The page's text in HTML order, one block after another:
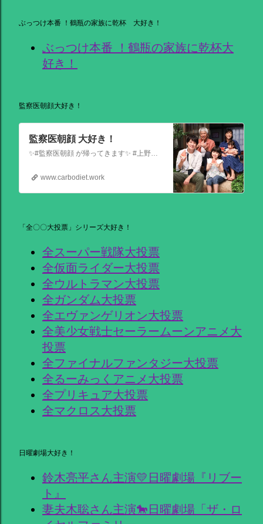
ぶっつけ本番 ！鶴瓶の家族に乾杯 大好き！
ぶっつけ本番 ！鶴瓶の家族に乾杯大
好き！
監察医朝顔大好き！
監察医朝顔 大好き！
✨#監察医朝顔 が帰ってきます✨ #上野樹里 主演 『監察医朝顔2025新春SP』 ＼＼1月3日(金)夜9時から／／ 法医学者であり母である 朝顔が人々の最期と向き合う… 父(#時任三郎)との別れ… そして桑原(#風間俊介)が託されたものとは… お正月にぜひ観ていただきたい 温かい物語です
www.carbodiet.work
「全〇〇大投票」シリーズ大好き！
全スーパー戦隊大投票
全仮面ライダー大投票
全ウルトラマン大投票
全ガンダム大投票
全エヴァンゲリオン大投票
全美少女戦士セーラームーンアニメ大
投票
全ファイナルファンタジー大投票
全るーみっくアニメ大投票
全プリキュア大投票
全マクロス大投票
日曜劇場大好き！
鈴木亮平さん主演💛日曜劇場『リブー
ト』
妻夫木聡さん主演🐎日曜劇場「ザ・ロ